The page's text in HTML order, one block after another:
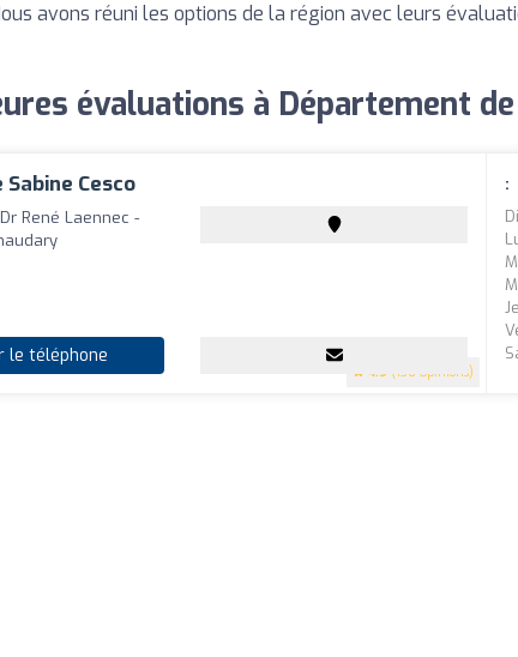
avons réuni les options de la région avec leurs
évaluations à Département
Cesco
4.9 (136 Opinions)
René Laennec -
le téléphone
: